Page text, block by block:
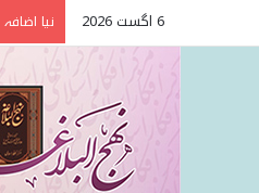
6 اگست 2026 نیا اضافہ